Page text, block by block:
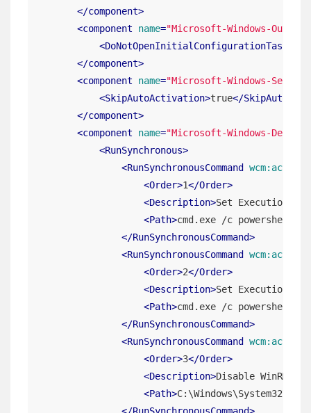
</component>
<component name="Microsoft-Windows-
<
</component>
<component name="Microsoft-Windows-
<SkipAutoActivation>true</
</component>
<component name="Microsoft-Windows-
<RunSynchronous>
<RunSynchronousCommand wcm:action
<Order>1</Order>
<Description>Set Execution
<Path>cmd.exe /c powershell -
</RunSynchronousCommand>
<RunSynchronousCommand wcm:action
<Order>2</Order>
<Description>Set Execution
<Path>cmd.exe /c powershell -
</RunSynchronousCommand>
<RunSynchronousCommand wcm:action
<Order>3</Order>
<Description>Disable WinRM
<Path>
</RunSynchronousCommand>